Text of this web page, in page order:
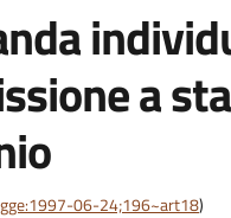
a
06-24;196~art18)